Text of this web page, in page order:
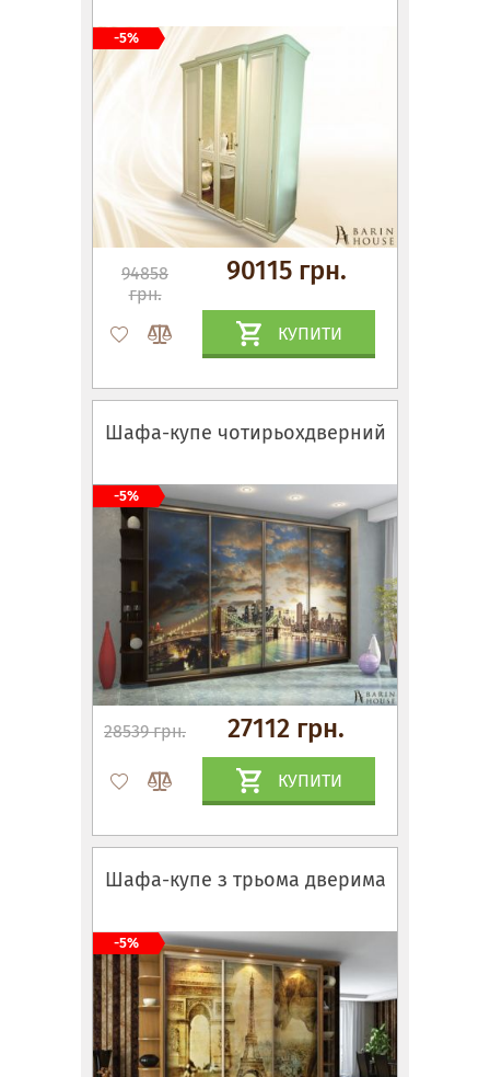
94858
грн.
90115 грн.
КУПИТИ
-5%
Шафа-купе чотирьохдверний
28539 грн. 27112 грн.
КУПИТИ
-5%
Шафа-купе з трьома дверима
-5%